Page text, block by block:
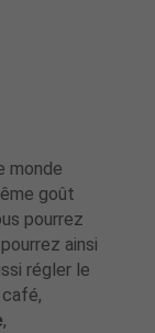
monde
goût
pourrez
ainsi
régler le
,